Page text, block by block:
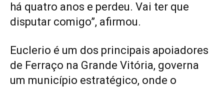
há quatro anos e perdeu. Vai ter que
disputar comigo”, afirmou.
Euclerio é um dos principais apoiadores
de Ferraço na Grande Vitória, governa
um município estratégico, onde o